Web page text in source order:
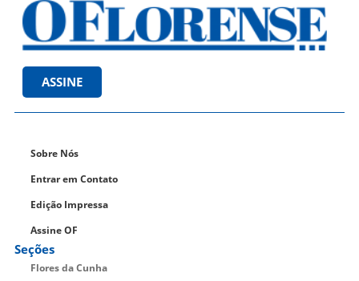
ASSINE
Sobre Nós
Entrar em Contato
Edição Impressa
Assine OF
Seções
Flores da Cunha